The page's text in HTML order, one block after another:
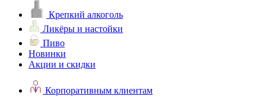
Крепкий алкоголь
Ликёры и настойки
Пиво
Новинки
Акции и скидки
Корпоративным клиентам